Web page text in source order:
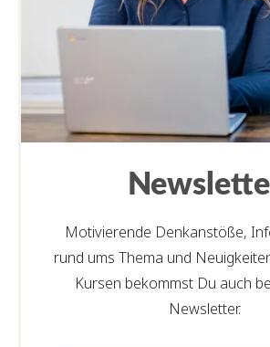
Motivierende Denkanstöße,
rund ums Thema und
Kursen bekommst Du auch
Newsletter.